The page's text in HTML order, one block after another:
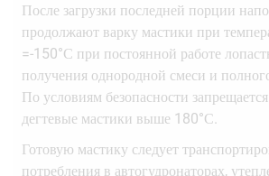
После загрузки последней порции
продолжают варку мастики при
=-150°С при постоянной работе
получения однородной смеси и
По условиям безопасности
дегтевые мастики выше 180°С.
Готовую мастику следует
потребления в автогудронаторах,